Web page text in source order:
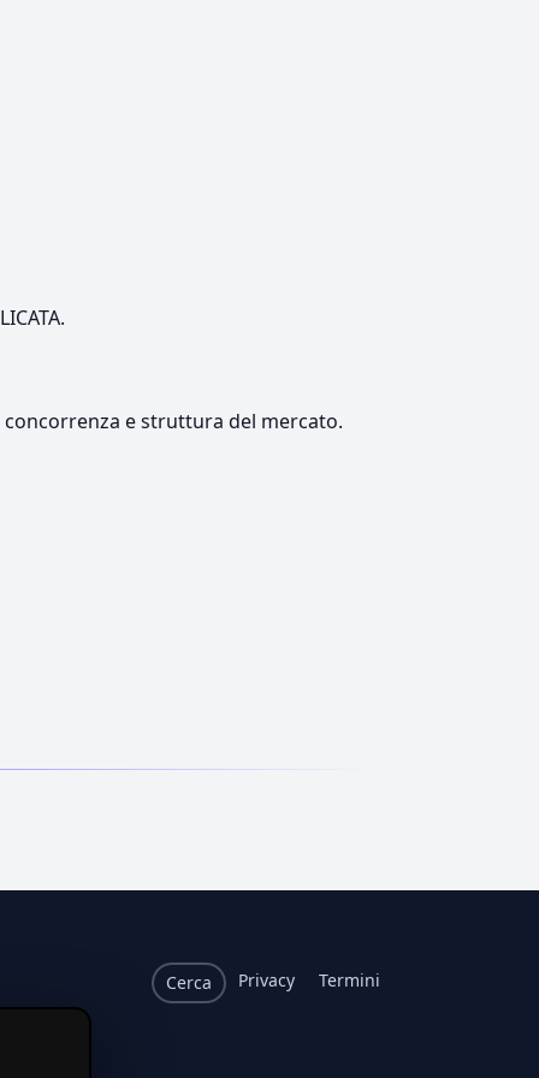
e struttura del mercato.
Cerca Privacy Termini